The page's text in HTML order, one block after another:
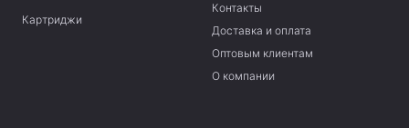
Картриджи
Контакты
Доставка и оплата
Оптовым клиентам
О компании